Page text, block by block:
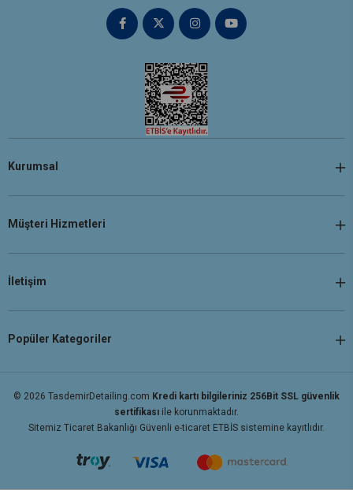
Kurumsal
Müşteri Hizmetleri
İletişim
Popüler Kategoriler
© 2026 TasdemirDetailing.com Kredi kartı bilgileriniz 256Bit SSL güvenlik
sertifikası ile korunmaktadır.
Sitemiz Ticaret Bakanlığı Güvenli e-ticaret ETBİS sistemine kayıtlıdır.